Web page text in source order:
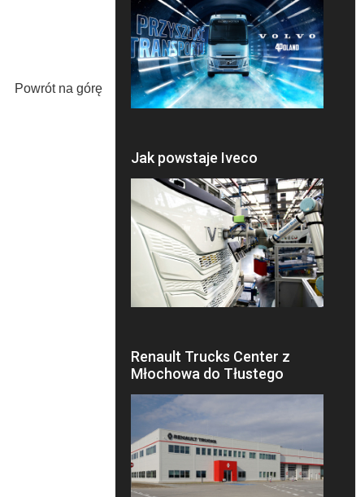
Powrót na górę
Jak powstaje Iveco
Renault Trucks Center z
Młochowa do Tłustego